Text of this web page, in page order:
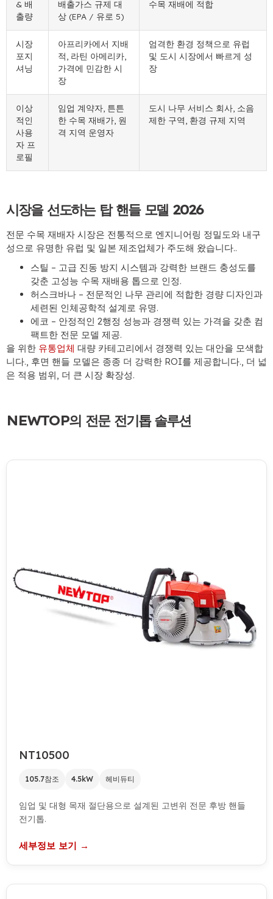
& 배
출량
배출가스 규제 대
상 (EPA / 유로 5)
수목 재배에 적합
시장
포지
셔닝
아프리카에서 지배
적, 라틴 아메리카,
가격에 민감한 시
장
엄격한 환경 정책으로 유럽
및 도시 시장에서 빠르게 성
장
이상
적인
사용
자 프
로필
임업 계약자, 튼튼
한 수목 재배가, 원
격 지역 운영자
도시 나무 서비스 회사, 소음
제한 구역, 환경 규제 지역
시장을 선도하는 탑 핸들 모델 2026
전문 수목 재배자 시장은 전통적으로 엔지니어링 정밀도와 내구
성으로 유명한 유럽 및 일본 제조업체가 주도해 왔습니다..
스틸 – 고급 진동 방지 시스템과 강력한 브랜드 충성도를
갖춘 고성능 수목 재배용 톱으로 인정.
허스크바나 – 전문적인 나무 관리에 적합한 경량 디자인과
세련된 인체공학적 설계로 유명.
에코 – 안정적인 2행정 성능과 경쟁력 있는 가격을 갖춘 컴
팩트한 전문 모델 제공.
을 위한 유통업체 대량 카테고리에서 경쟁력 있는 대안을 모색합
니다., 후면 핸들 모델은 종종 더 강력한 ROI를 제공합니다., 더 넓
은 적용 범위, 더 큰 시장 확장성.
NEWTOP의 전문 전기톱 솔루션
NT10500
105.7참조 4.5kW 헤비듀티
임업 및 대형 목재 절단용으로 설계된 고변위 전문 후방 핸들
전기톱.
세부정보 보기 →